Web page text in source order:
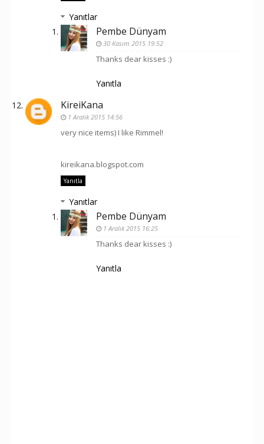
Yanıtlar
Pembe Dünyam
30 Kasım 2015 19:52
Thanks dear kisses :)
Yanıtla
KireiKana
1 Aralık 2015 14:56
very nice items) I like Rimmel!
kireikana.blogspot.com
Yanıtla
Yanıtlar
Pembe Dünyam
1 Aralık 2015 16:25
Thanks dear kisses :)
Yanıtla